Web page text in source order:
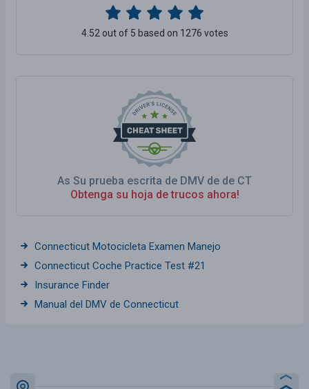
As Su prueba escrita de DMV de de CT
Obtenga su hoja de trucos ahora!
4.52 out of 5 based on 1276 votes
Connecticut Motocicleta Examen Manejo
Connecticut Coche Practice Test #21
Insurance Finder
Manual del DMV de Connecticut